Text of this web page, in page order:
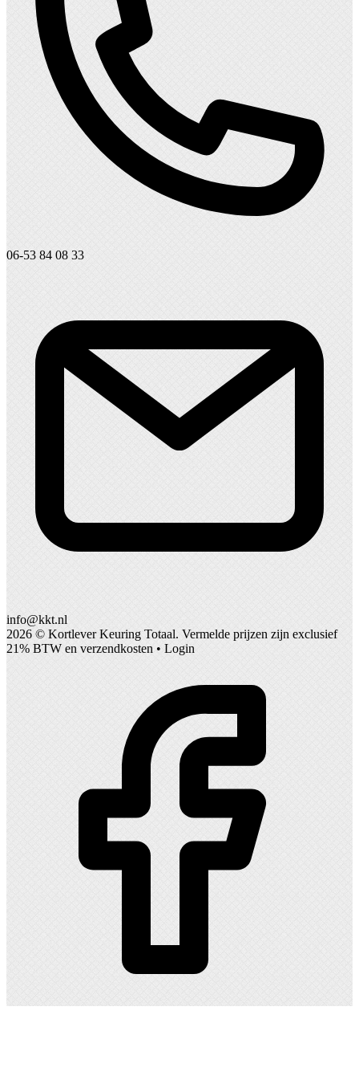
06-53 84 08 33
info@kkt.nl
2026 © Kortlever Keuring Totaal. Vermelde prijzen zijn exclusief
21% BTW en verzendkosten • Login